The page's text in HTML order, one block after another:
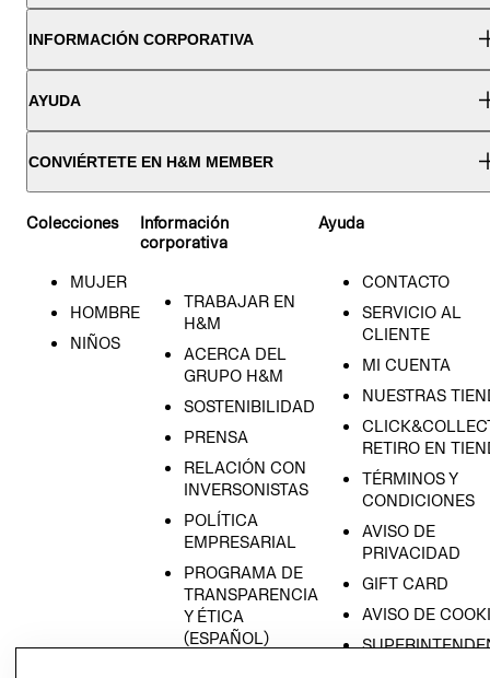
INFORMACIÓN CORPORATIVA
AYUDA
CONVIÉRTETE EN H&M MEMBER
Colecciones
MUJER
HOMBRE
NIÑOS
Información
corporativa
TRABAJAR EN
H&M
ACERCA DEL
GRUPO H&M
SOSTENIBILIDAD
PRENSA
RELACIÓN CON
INVERSONISTAS
POLÍTICA
EMPRESARIAL
PROGRAMA DE
TRANSPARENCIA
Y ÉTICA
(ESPAÑOL)
Ayuda
CONTACTO
SERVICIO AL
CLIENTE
MI CUENTA
NUESTRAS
RETIRO EN
TÉRMINOS Y
CONDICIONES
AVISO DE
PRIVACIDAD
GIFT CARD
AVISO DE